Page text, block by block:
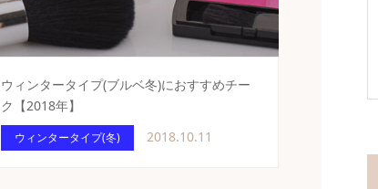
ウィンタータイプ(ブルベ冬)におすすめチー
ク【2018年】
ウィンタータイプ(冬) 2018.10.11